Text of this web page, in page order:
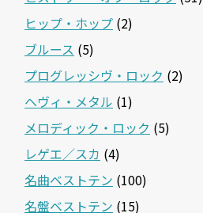
ヒップ・ホップ (2)
ブルース (5)
プログレッシヴ・ロック (2)
ヘヴィ・メタル (1)
メロディック・ロック (5)
レゲエ／スカ (4)
名曲ベストテン (100)
名盤ベストテン (15)